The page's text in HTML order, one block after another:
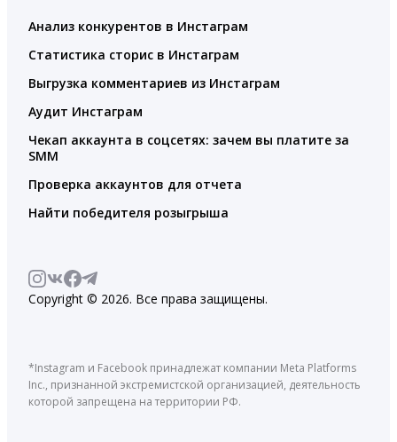
Анализ конкурентов в Инстаграм
Статистика сторис в Инстаграм
Выгрузка комментариев из Инстаграм
Аудит Инстаграм
Чекап аккаунта в соцсетях: зачем вы платите за
SMM
Проверка аккаунтов для отчета
Найти победителя розыгрыша
Copyright © 2026. Все права защищены.
*Instagram и Facebook принадлежат компании Meta Platforms
Inc., признанной экстремистской организацией, деятельность
которой запрещена на территории РФ.